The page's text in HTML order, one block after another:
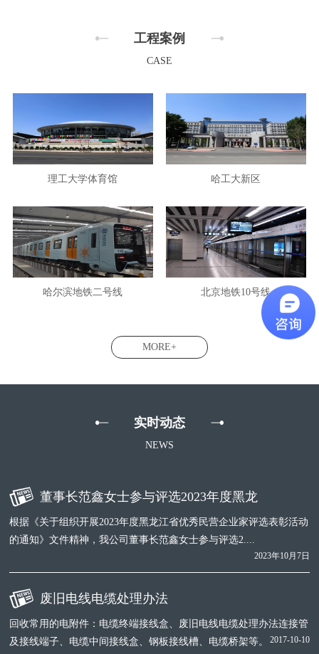
工程案例
CASE
理工大学体育馆 哈工大新区
哈尔滨地铁二号线 北京地铁10号线
MORE+
实时动态
NEWS
董事长范鑫女士参与评选2023年度黑龙
根据《关于组织开展2023年度黑龙江省优秀民营企业家评选表彰活动
的通知》文件精神，我公司董事长范鑫女士参与评选2....
2023年10月7日
废旧电线电缆处理办法
回收常用的电附件：电缆终端接线盒、废旧电线电缆处理办法连接管
及接线端子、电缆中间接线盒、钢板接线槽、电缆桥架等。
2017-10-10